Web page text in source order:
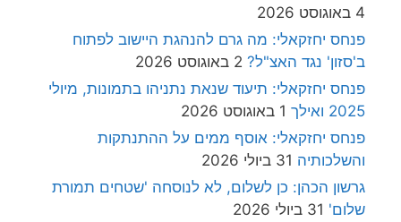
4 באוגוסט 2026
פנחס יחזקאלי: מה גרם להנהגת היישוב לפתוח
ב'סזון' נגד האצ"ל? 2 באוגוסט 2026
פנחס יחזקאלי: תיעוד שנאת נתניהו בתמונות, מיולי
2025 ואילך
1 באוגוסט 2026
פנחס יחזקאלי: אוסף ממים על ההתנתקות
והשלכותיה 31 ביולי 2026
גרשון הכהן: כן לשלום, לא לנוסחה 'שטחים תמורת
שלום' 31 ביולי 2026